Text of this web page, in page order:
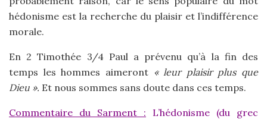
hédonisme est la recherche du plaisir et l’indifférence
morale.
En 2 Timothée 3/4 Paul a prévenu qu’à la fin des
temps les hommes aimeront « leur plaisir plus que
Dieu ». Et nous sommes sans doute dans ces temps.
Commentaire du Sarment : L’hédonisme (du grec